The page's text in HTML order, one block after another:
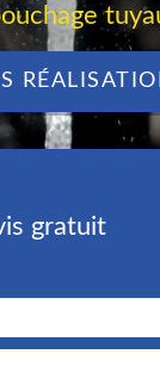
gratuit